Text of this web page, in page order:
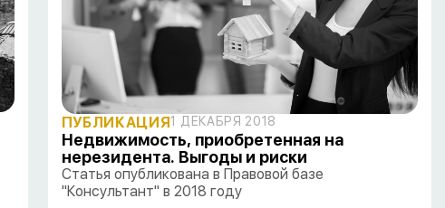
ПУБЛИКАЦИЯ1 ДЕКАБРЯ 2018
Недвижимость, приобретенная на
нерезидента. Выгоды и риски
Статья опубликована в Правовой базе
"Консультант" в 2018 году